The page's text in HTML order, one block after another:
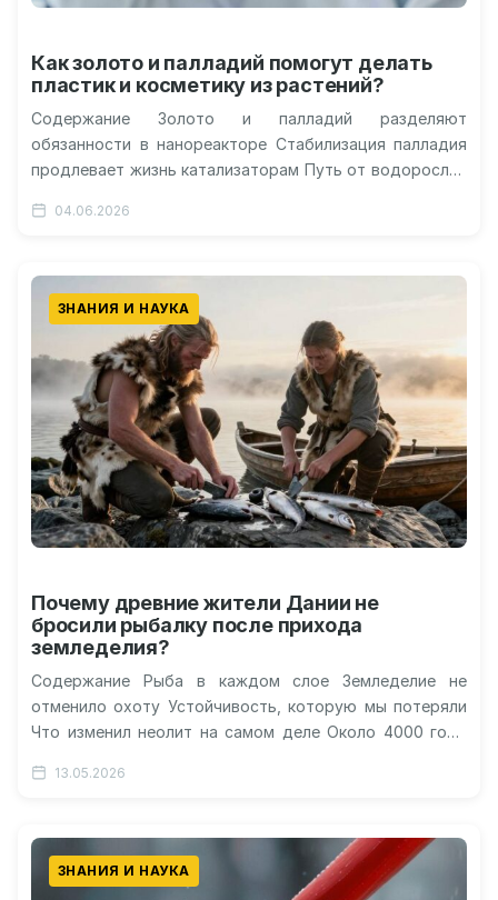
Как золото и палладий помогут делать
пластик и косметику из растений?
Содержание Золото и палладий разделяют
обязанности в нанореакторе Стабилизация палладия
продлевает жизнь катализаторам Путь от водорослей
фундамент для будущих…
04.06.2026
ЗНАНИЯ И НАУКА
Почему древние жители Дании не
бросили рыбалку после прихода
земледелия?
Содержание Рыба в каждом слое Земледелие не
отменило охоту Устойчивость, которую мы потеряли
Что изменил неолит на самом деле Около 4000 года
13.05.2026
ЗНАНИЯ И НАУКА